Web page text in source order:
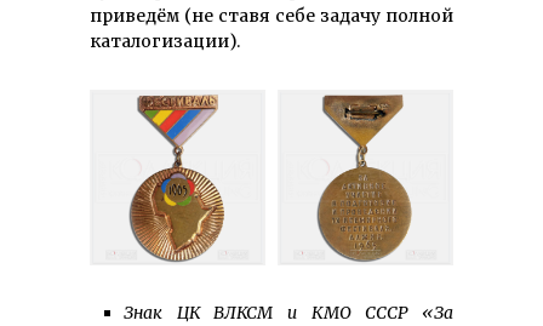
приведём (не ставя себе задачу полной
каталогизации).
Знак ЦК ВЛКСМ и КМО СССР «За